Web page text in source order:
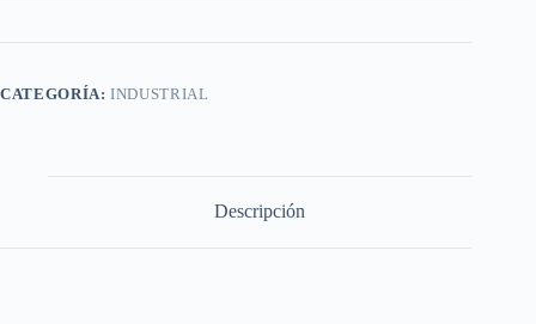
CATEGORÍA:INDUSTRIAL
Descripción